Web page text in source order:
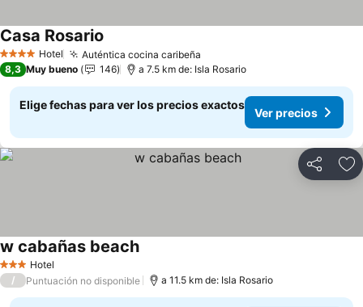
4 EstrellasHotel Auténtica cocina caribeña
Casa Rosario
8,3 Muy bueno 146 a 7.5 km de: Isla Rosario
Elige fechas para ver los precios exactos
Ver precios
Compartir
3 Estrellas
Hotel
w cabañas beach
/ Puntuación no disponible a 11.5 km de: Isla Rosario